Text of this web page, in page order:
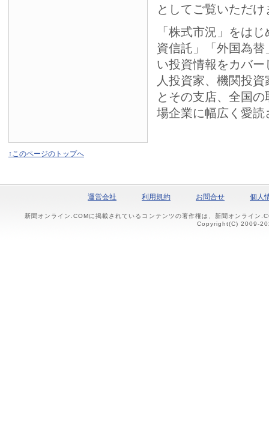
としてご覧いただけ
「株式市況」をは
資信託」「外国為
い投資情報をカバ
人投資家、機関投
とその支店、全国
場企業に幅広く愛読
↑このページのトップへ
運営会社 利用規約 お問合せ 個人
新聞オンライン.COMに掲載されているコンテンツの著作権は、新聞オンライン
Copyright(C) 2009-